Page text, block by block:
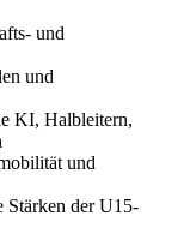
und
und
KI, Halbleitern,
und
Stärken der U15-